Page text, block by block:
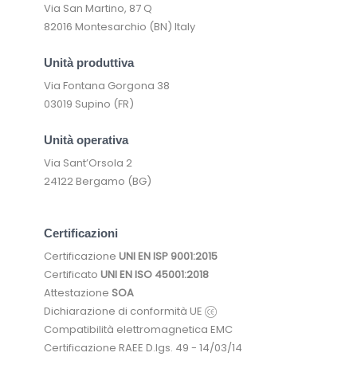
Via San Martino, 87 Q
82016 Montesarchio (BN) Italy
Unità produttiva
Via Fontana Gorgona 38
03019 Supino (FR)
Unità operativa
Via Sant’Orsola 2
24122 Bergamo (BG)
Certificazioni
Certificazione UNI EN ISP 9001:2015
Certificato UNI EN ISO 45001:2018
Attestazione SOA
Dichiarazione di conformità UE
Compatibilità elettromagnetica EMC
Certificazione RAEE D.lgs. 49 - 14/03/14